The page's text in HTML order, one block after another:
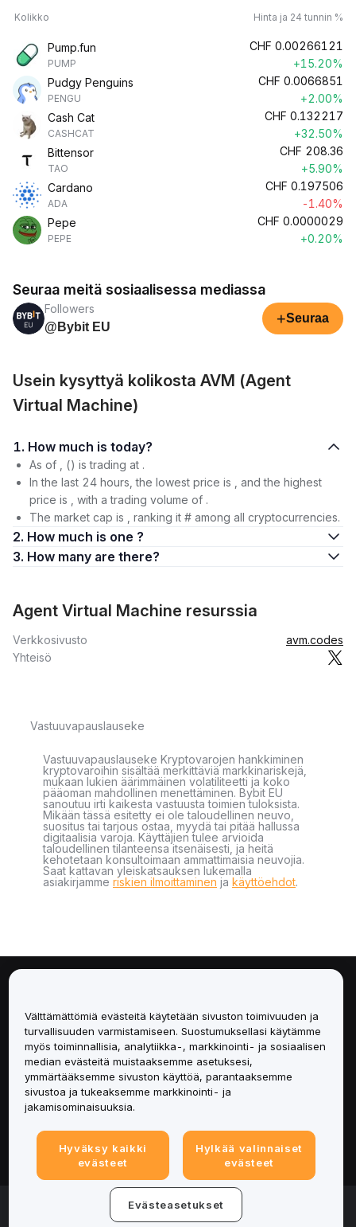
Kolikko Hinta ja 24 tunnin %
Pump.fun
PUMP
CHF 0.00266121
+15.20%
Pudgy Penguins
PENGU
CHF 0.0066851
+2.00%
Cash Cat
CASHCAT
CHF 0.132217
+32.50%
Bittensor
TAO
CHF 208.36
+5.90%
Cardano
ADA
CHF 0.197506
-1.40%
Pepe
PEPE
CHF 0.0000029
+0.20%
Seuraa meitä sosiaalisessa mediassa
Followers
@Bybit EU
+Seuraa
Usein kysyttyä kolikosta AVM (Agent
Virtual Machine)
1. How much is today?
As of , () is trading at .
In the last 24 hours, the lowest price is , and the highest
price is , with a trading volume of .
The market cap is , ranking it # among all cryptocurrencies.
2. How much is one ?
3. How many are there?
Agent Virtual Machine resurssia
Verkkosivusto
avm.codes
Yhteisö
Vastuuvapauslauseke
Vastuuvapauslauseke Kryptovarojen hankkiminen
kryptovaroihin sisältää merkittäviä markkinariskejä,
mukaan lukien äärimmäinen volatiliteetti ja koko
pääoman mahdollinen menettäminen. Bybit EU
sanoutuu irti kaikesta vastuusta toimien tuloksista.
Mikään tässä esitetty ei ole taloudellinen neuvo,
suositus tai tarjous ostaa, myydä tai pitää hallussa
digitaalisia varoja. Käyttäjien tulee arvioida
taloudellinen tilanteensa itsenäisesti, ja heitä
kehotetaan konsultoimaan ammattimaisia neuvojia.
Saat kattavan yleiskatsauksen lukemalla
asiakirjamme riskien ilmoittaminen ja käyttöehdot.
Palvelut
Tuki
Tuotteet
Lakiasiat
© 2025-2026 Bybit.eu. Kaikki oikeudet pidätetään.
Välttämättömiä evästeitä käytetään sivuston toimivuuden ja
turvallisuuden varmistamiseen. Suostumuksellasi käytämme
myös toiminnallisia, analytiikka-, markkinointi- ja sosiaalisen
median evästeitä muistaaksemme asetuksesi,
ymmärtääksemme sivuston käyttöä, parantaaksemme
sivustoa ja tukeaksemme markkinointi- ja
jakamisominaisuuksia.
Hyväksy kaikki
evästeet
Hylkää valinnaiset
evästeet
Evästeasetukset